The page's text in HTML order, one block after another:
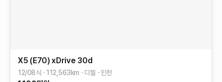
X5 (E70) xDrive 30d
12/08식 112,563km 디젤 인천